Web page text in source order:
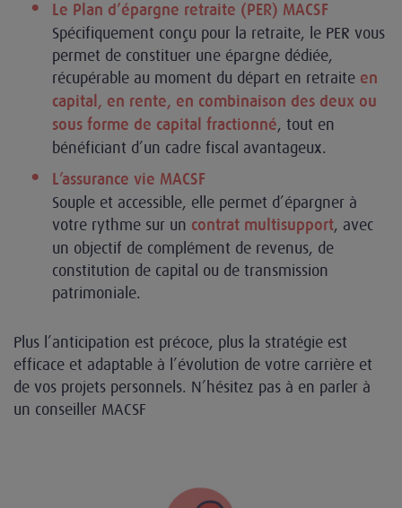
Le Plan d’épargne retraite (PER) MACSF
Spécifiquement conçu pour la retraite, le PER vous
permet de constituer une épargne dédiée,
récupérable au moment du départ en retraite en
capital, en rente, en combinaison des deux ou
sous forme de capital fractionné, tout en
bénéficiant d’un cadre fiscal avantageux.
L’assurance vie MACSF
Souple et accessible, elle permet d’épargner à
votre rythme sur un contrat multisupport, avec
un objectif de complément de revenus, de
constitution de capital ou de transmission
patrimoniale.
Plus l’anticipation est précoce, plus la stratégie est
efficace et adaptable à l’évolution de votre carrière et
de vos projets personnels. N’hésitez pas à en parler à
un conseiller MACSF